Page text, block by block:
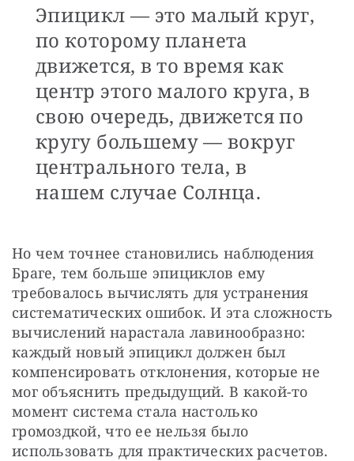
Эпицикл — это малый круг,
по которому планета
движется, в то время как
центр этого малого круга, в
свою очередь, движется по
кругу большему — вокруг
центрального тела, в
нашем случае Солнца.
Но чем точнее становились наблюдения
Браге, тем больше эпициклов ему
требовалось вычислять для устранения
систематических ошибок. И эта сложность
вычислений нарастала лавинообразно:
каждый новый эпицикл должен был
компенсировать отклонения, которые не
мог объяснить предыдущий. В какой-то
момент система стала настолько
громоздкой, что ее нельзя было
использовать для практических расчетов.